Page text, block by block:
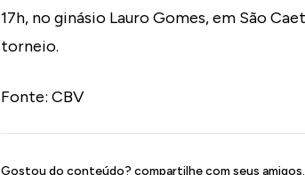
17h, no ginásio Lauro Gomes, em São
torneio.
Fonte: CBV
Gostou do conteúdo? compartilhe com seus amigos.